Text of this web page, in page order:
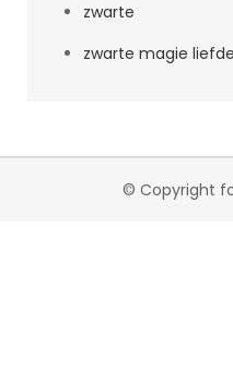
zwarte
zwarte magie liefde
© Copyright